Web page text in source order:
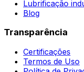
Lubrificação
Blog
Transparência
Certificações
Termos de Uso